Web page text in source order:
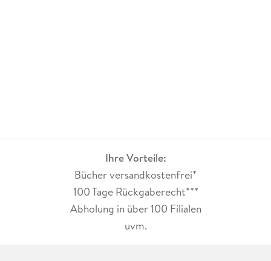
Ihre Vorteile:
Bücher versandkostenfrei*
100 Tage Rückgaberecht***
Abholung in über 100 Filialen
uvm.